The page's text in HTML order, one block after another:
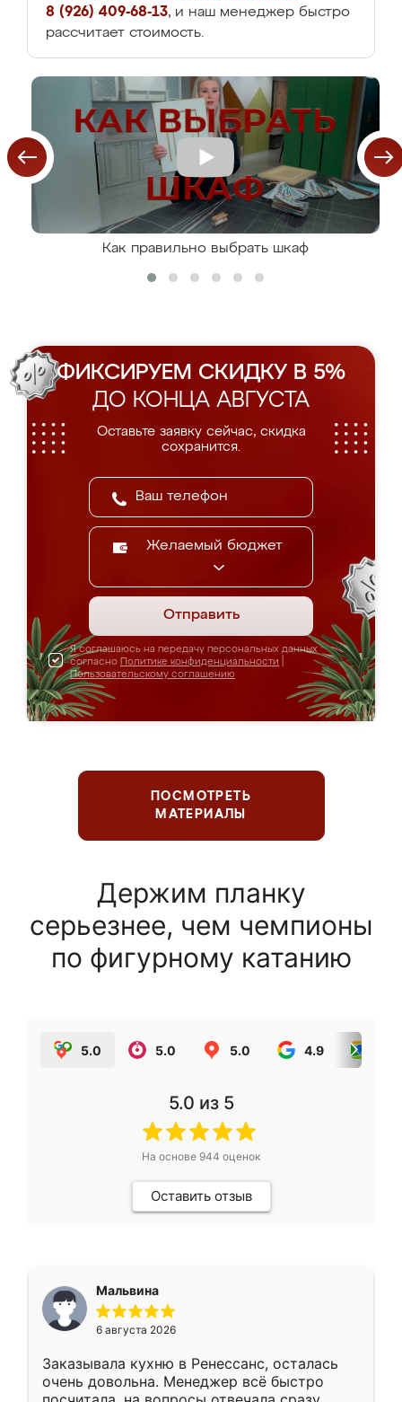
8 (926) 409-68-13, и наш менеджер быстро
рассчитает стоимость.
Как правильно выбрать шкаф
ФИКСИРУЕМ СКИДКУ В 5%
ДО КОНЦА АВГУСТА
Оставьте заявку сейчас, скидка
сохранится.
Желаемый бюджет
Отправить
Я соглашаюсь на передачу персональных данных
согласно Политике конфиденциальности
Пользовательскому соглашению
ПОСМОТРЕТЬ
МАТЕРИАЛЫ
Держим планку
серьезнее, чем чемпионы
по фигурному катанию
5.0 5.0 5.0 4.9
5.0 из 5
На основе 944 оценок
Оставить отзыв
Мальвина
6 августа 2026
Заказывала кухню в Ренессанс, осталась
очень довольна. Менеджер всё быстро